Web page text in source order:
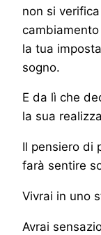
non si
la tua
sogno.
E da lì che
la sua
Il pensiero di
farà sentire
Vivrai in uno
Avrai